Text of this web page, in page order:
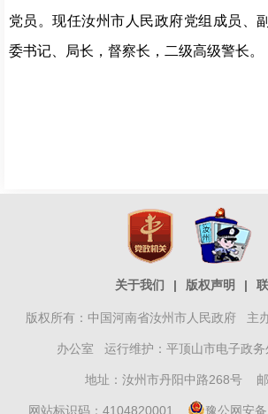
党员。现任汝州市人民政府党组成员、
委书记、局长，督察长，二级高级警长。
关于我们 | 版权声明 |
版权所有：中国河南省汝州市人民政府 主
办公室 运行维护：平顶山市电子政务
地址：汝州市丹阳中路268号
网站标识码：4104820001 豫公网安